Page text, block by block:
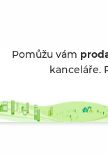
Pomůžu vám
kanceláře.